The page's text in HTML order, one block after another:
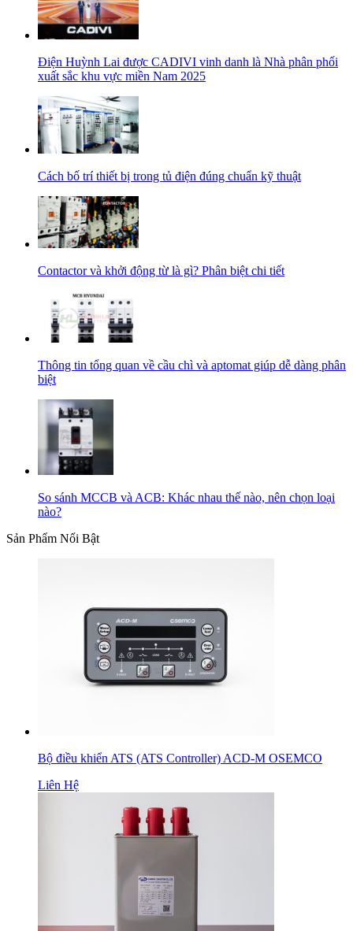
Điện Huỳnh Lai được CADIVI vinh danh là Nhà phân phối
xuất sắc khu vực miền Nam 2025
Cách bố trí thiết bị trong tủ điện đúng chuẩn kỹ thuật
Contactor và khởi động từ là gì? Phân biệt chi tiết
Thông tin tổng quan về cầu chì và aptomat giúp dễ dàng phân
biệt
So sánh MCCB và ACB: Khác nhau thế nào, nên chọn loại
nào?
Sản Phẩm Nổi Bật
Bộ điều khiển ATS (ATS Controller) ACD-M OSEMCO
Liên Hệ